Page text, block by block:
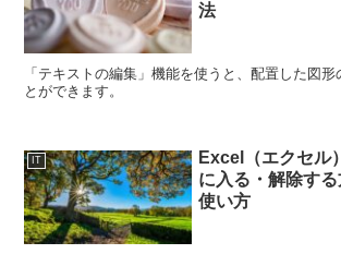
法
「テキストの編集」機能を使うと、配置した図形
とができます。
IT
Excel（エクセル
に入る・解除す
使い方